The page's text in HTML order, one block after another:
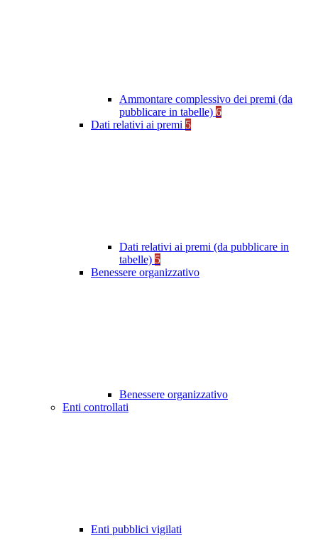
Ammontare complessivo dei premi (da
pubblicare in tabelle) 6
Dati relativi ai premi 5
Dati relativi ai premi (da pubblicare in
tabelle) 5
Benessere organizzativo
Benessere organizzativo
Enti controllati
Enti pubblici vigilati